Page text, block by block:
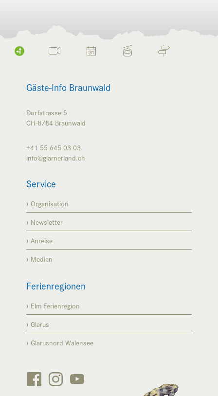
Gäste-Info Braunwald
Dorfstrasse 5
CH-8784 Braunwald
+41 55 645 03 03
info@glarnerland.ch
Service
Organisation
Newsletter
Anreise
Medien
Ferienregionen
Elm Ferienregion
Glarus
Glarusnord Walensee

 